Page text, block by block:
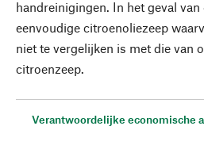
handreinigingen. In het geval
eenvoudige citroenoliezeep
niet te vergelijken is met die van
citroenzeep.
Verantwoordelijke economische